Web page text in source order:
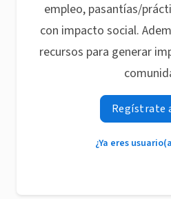
empleo, pasantías/
con impacto social.
recursos para generar
Regístrate
¿Ya eres